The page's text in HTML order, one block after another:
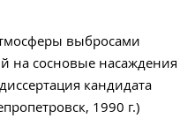
выбросами
на сосновые насаждения
кандидата
1990 г.)